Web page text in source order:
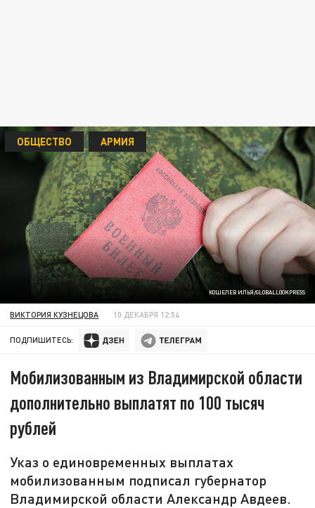
КОШЕЛЕВ ИЛЬЯ/GLOBALLOOKPRESS
ОБЩЕСТВО АРМИЯ
ВИКТОРИЯ КУЗНЕЦОВА 10 ДЕКАБРЯ 12:54
ПОДПИШИТЕСЬ:
Мобилизованным из Владимирской области
дополнительно выплатят по 100 тысяч
рублей
Указ о единовременных выплатах
мобилизованным подписал губернатор
Владимирской области Александр Авдеев.